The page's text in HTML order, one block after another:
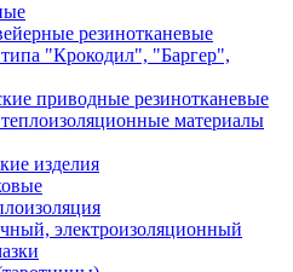
резинотканевые
"Крокодил", "Баргер",
приводные резинотканевые
материалы
изделия
электроизоляционный